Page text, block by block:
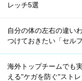
レッチ5選
自分の体の左右の違い
つけておきたい「セル
海外トップチームでも
える"ケガを防ぐ"スト